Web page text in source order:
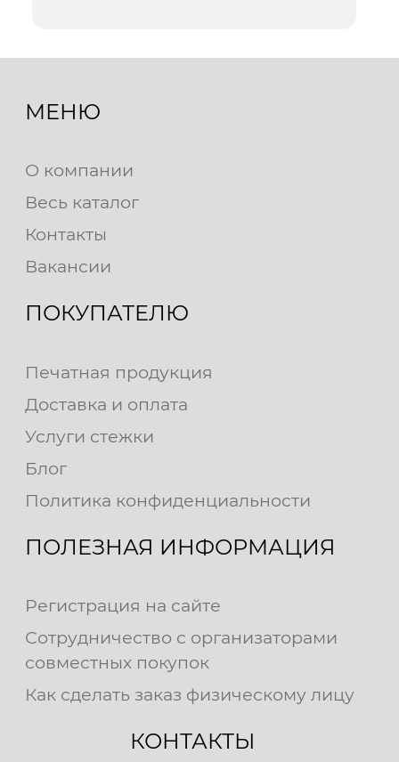
МЕНЮ
О компании
Весь каталог
Контакты
Вакансии
ПОКУПАТЕЛЮ
Печатная продукция
Доставка и оплата
Услуги стежки
Блог
Политика конфиденциальности
ПОЛЕЗНАЯ ИНФОРМАЦИЯ
Регистрация на сайте
Сотрудничество с организаторами
совместных покупок
Как сделать заказ физическому лицу
КОНТАКТЫ